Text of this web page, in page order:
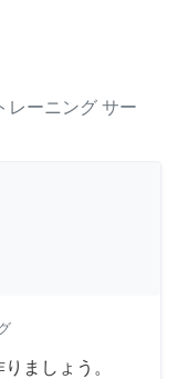
レーニング サー
ましょう。